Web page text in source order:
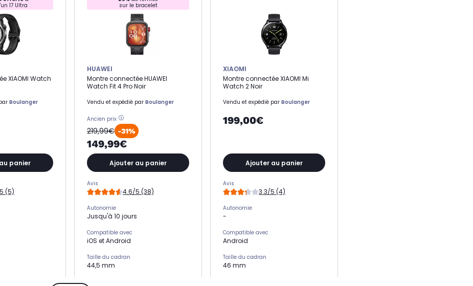
17 Ultra
XIAOMI Watch
Boulanger
panier
(5)
sur le bracelet
HUAWEI
Montre connectée HUAWEI
Watch Fit 4 Pro Noir
Vendu et expédié par Boulanger
Ancien prix
219,99€ -31%
149,99€
Ajouter au panier
Avis
4.6/5 (38)
Autonomie
Jusqu'à 10 jours
Compatible avec
iOS et Android
Taille du cadran
44,5 mm
XIAOMI
Montre connectée XIAOMI Mi
Watch 2 Noir
Vendu et expédié par Boulanger
199,00€
Ajouter au panier
Avis
3.3/5 (4)
Autonomie
-
Compatible avec
Android
Taille du cadran
46 mm